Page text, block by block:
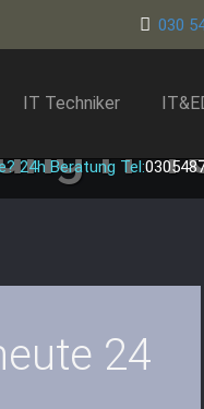
030
IT Techniker
IT
24h Beratung Tel:
24